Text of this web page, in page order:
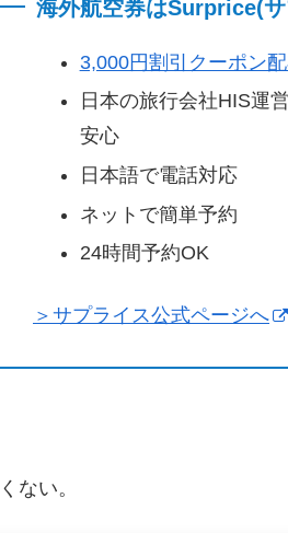
海外航空券はSurprice(
3,000円割引クーポン
日本の旅行会社HIS運
安心
日本語で電話対応
ネットで簡単予約
24時間予約OK
＞サプライス公式ページへ
ない。